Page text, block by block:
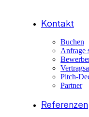
Kontakt
Buchen
Anfrage
Pitch-
Partner
Referenzen